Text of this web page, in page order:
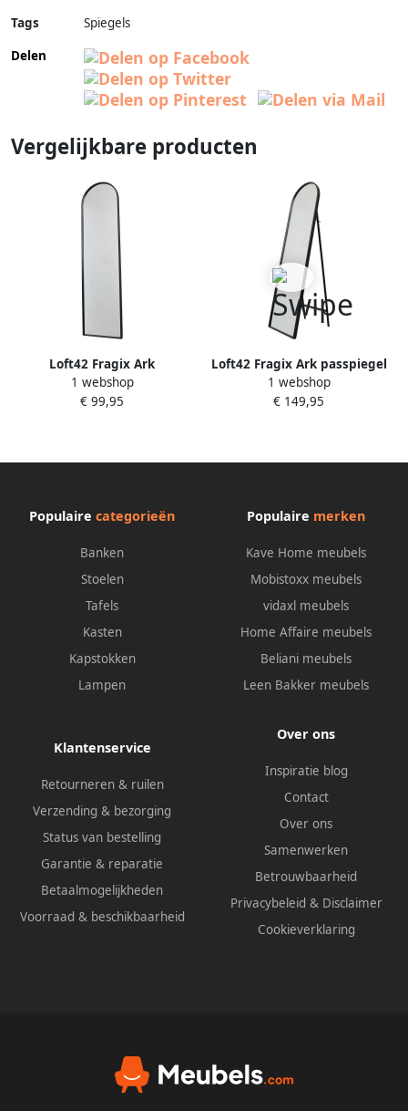
Tags
Spiegels
Delen
Vergelijkbare producten
Loft42 Fragix Ark
wandspiegel Zwart metaal
120x40
1 webshop
€ 99,95
Loft42 Fragix Ark passpiegel
Zwart metaal 150x40
1 webshop
€ 149,95
Populaire categorieën
Banken
Stoelen
Tafels
Kasten
Kapstokken
Lampen
Populaire merken
Kave Home meubels
Mobistoxx meubels
vidaxl meubels
Home Affaire meubels
Beliani meubels
Leen Bakker meubels
Klantenservice
Retourneren & ruilen
Verzending & bezorging
Status van bestelling
Garantie & reparatie
Betaalmogelijkheden
Voorraad & beschikbaarheid
Over ons
Inspiratie blog
Contact
Over ons
Samenwerken
Betrouwbaarheid
Privacybeleid & Disclaimer
Cookieverklaring